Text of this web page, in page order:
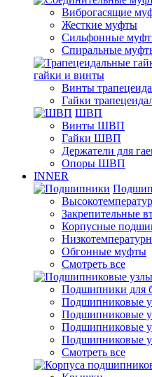
Виброгасящие
Жесткие муфты
Сильфонные
Спиральные
гайки и винты
Винты
Гайки
ШВП
Винты ШВП
Гайки ШВП
Держатели для
Опоры ШВП
INNER
Закрепительные
Корпусные
Обгонные муфты
Смотреть все
Подшипники для
Подшипниковые
Подшипниковые
Подшипниковые
Подшипниковые
Смотреть все